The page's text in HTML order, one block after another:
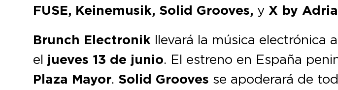
FUSE, Keinemusik, Solid Grooves, y X by
Brunch Electronik llevará la música electrónica
el jueves 13 de junio. El estreno en España
Plaza Mayor. Solid Grooves se apoderará de